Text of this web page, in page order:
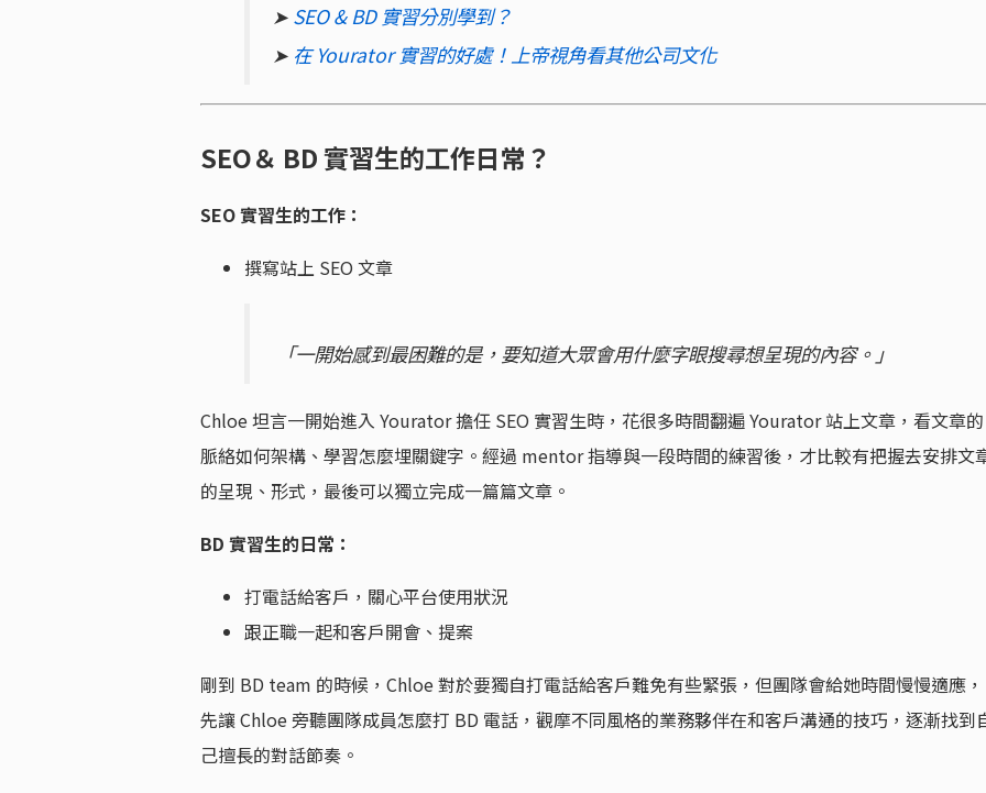
➤ SEO & BD 實習分別學到？
➤ 在 Yourator 實習的好處！上帝視角看其他公司文化
SEO＆ BD 實習生的工作日常？
SEO 實習生的工作：
撰寫站上 SEO 文章
「一開始感到最困難的是，要知道大眾會用什麼字眼搜尋想呈現的內容。」
Chloe 坦言一開始進入 Yourator 擔任 SEO 實習生時，花很多時間翻遍 Yourator 站上文章，看文章的
脈絡如何架構、學習怎麼埋關鍵字。經過 mentor 指導與一段時間的練習後，才比較有把握去安排文
的呈現、形式，最後可以獨立完成一篇篇文章。
BD 實習生的日常：
打電話給客戶，關心平台使用狀況
跟正職一起和客戶開會、提案
剛到 BD team 的時候，Chloe 對於要獨自打電話給客戶難免有些緊張，但團隊會給她時間慢慢適應，
先讓 Chloe 旁聽團隊成員怎麼打 BD 電話，觀摩不同風格的業務夥伴在和客戶溝通的技巧，逐漸找到
己擅長的對話節奏。